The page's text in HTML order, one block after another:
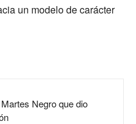
un modelo de carácter
Negro que dio